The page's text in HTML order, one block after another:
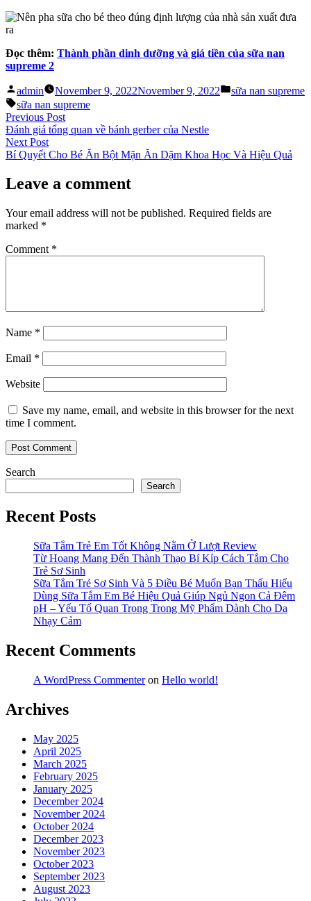
Đọc thêm: Thành phần dinh dưỡng và giá tiền của sữa nan
supreme 2
Posted
by
admin November 9, 2022November 9, 2022
Posted
sữa nan supreme
Tags:
sữa nan supreme
Post
navigation
Previous PostPrevious
post:
Đánh giá tổng quan về bánh gerber của Nestle
Next PostNext
post:
Bí Quyết Cho Bé Ăn Bột Mặn Ăn Dặm Khoa Học Và Hiệu Quả
Leave a comment
Your email address will not be published. Required fields are
marked *
Comment *
Name *
Email *
Website
Save my name, email, and website in this browser for the next
time I comment.
Search
Search
Recent Posts
Sữa Tắm Trẻ Em Tốt Không Nằm Ở Lượt Review
Từ Hoang Mang Đến Thành Thạo Bí Kíp Cách Tắm Cho
Trẻ Sơ Sinh
Sữa Tắm Trẻ Sơ Sinh Và 5 Điều Bé Muốn Bạn Thấu Hiểu
Dùng Sữa Tắm Em Bé Hiệu Quả Giúp Ngủ Ngon Cả Đêm
pH – Yếu Tố Quan Trọng Trong Mỹ Phẩm Dành Cho Da
Nhạy Cảm
Recent Comments
A WordPress Commenteron Hello world!
Archives
May 2025
April 2025
March 2025
February 2025
January 2025
December 2024
November 2024
October 2024
December 2023
November 2023
October 2023
September 2023
August 2023